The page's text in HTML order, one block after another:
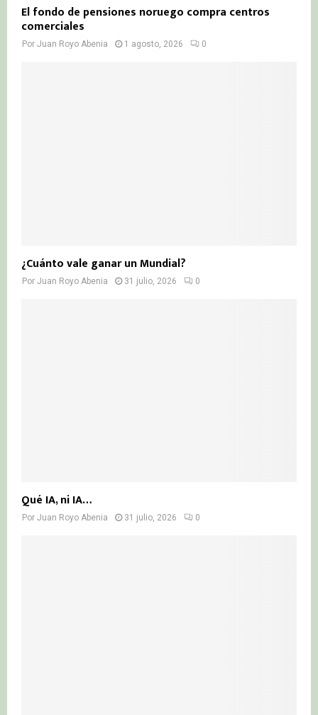
El fondo de pensiones noruego compra centros
comerciales
Por Juan Royo Abenia 1 agosto, 2026 0
¿Cuánto vale ganar un Mundial?
Por Juan Royo Abenia 31 julio, 2026 0
Qué IA, ni IA…
Por Juan Royo Abenia 31 julio, 2026 0